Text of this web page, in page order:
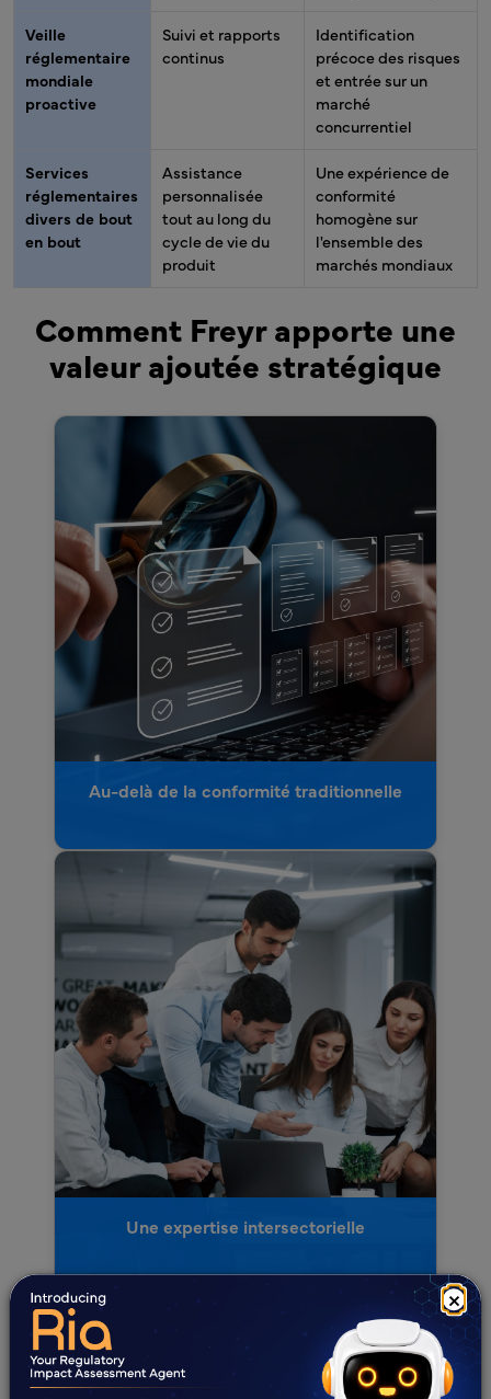
×
Veille
réglementaire
mondiale
proactive
Suivi et rapports
continus
Identification
précoce des risques
et entrée sur un
marché
concurrentiel
Services
réglementaires
divers de bout
en bout
Assistance
personnalisée
tout au long du
cycle de vie du
produit
Une expérience de
conformité
homogène sur
l'ensemble des
marchés mondiaux
Comment Freyr apporte une
valeur ajoutée stratégique
Au-delà de la conformité traditionnelle
Une expertise intersectorielle